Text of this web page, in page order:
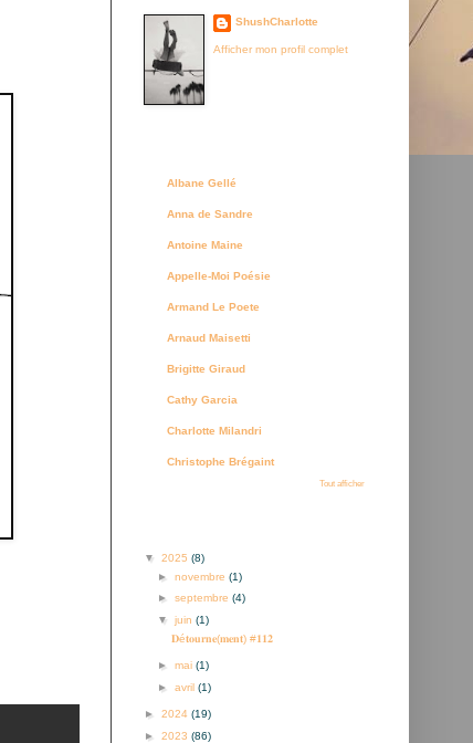
ShushCharlotte
Afficher mon profil complet
Albane Gellé
Anna de Sandre
Antoine Maine
Appelle-Moi Poésie
Armand Le Poete
Arnaud Maisetti
Brigitte Giraud
Cathy Garcia
Charlotte Milandri
Christophe Brégaint
Tout afficher
▼ 2025 (8)
► novembre (1)
► septembre (4)
▼ juin (1)
𝐃é𝐭𝐨𝐮𝐫𝐧𝐞(𝐦𝐞𝐧𝐭) #𝟏𝟏𝟐
► mai (1)
► avril (1)
► 2024 (19)
► 2023 (86)